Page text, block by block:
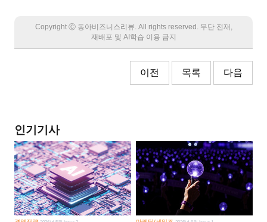
Copyright Ⓒ 동아비즈니스리뷰. All rights reserved. 무단 전재,
재배포 및 AI학습 이용 금지
이전 목록 다음
인기기사